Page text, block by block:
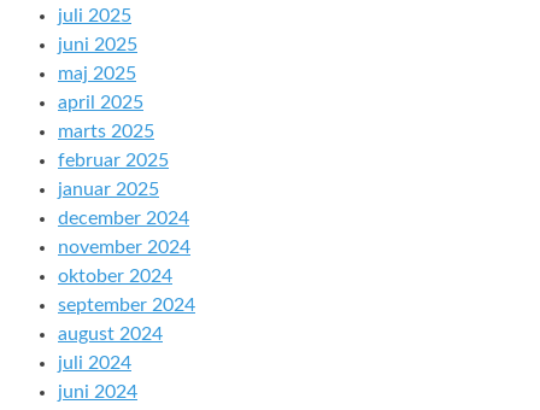
juli 2025
juni 2025
maj 2025
april 2025
marts 2025
februar 2025
januar 2025
december 2024
november 2024
oktober 2024
september 2024
august 2024
juli 2024
juni 2024